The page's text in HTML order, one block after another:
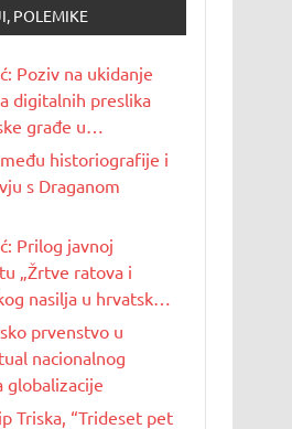
POLEMIKE
Poziv na ukidanje
digitalnih preslika
građe u
historiografije i
s Draganom
Prilog javnoj
„Žrtve ratova i
nasilja u hrvatskoj
prvenstvo u
nacionalnog
globalizacije
Triska, “Trideset pet